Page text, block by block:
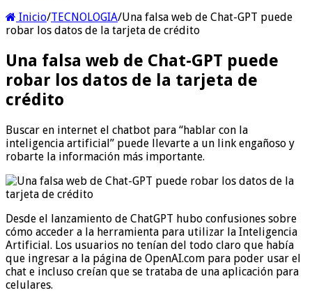
Inicio/TECNOLOGIA/Una falsa web de Chat-GPT puede
robar los datos de la tarjeta de crédito
Una falsa web de Chat-GPT puede
robar los datos de la tarjeta de
crédito
Buscar en internet el chatbot para “hablar con la
inteligencia artificial” puede llevarte a un link engañoso y
robarte la información más importante.
Desde el lanzamiento de ChatGPT hubo confusiones sobre
cómo acceder a la herramienta para utilizar la Inteligencia
Artificial. Los usuarios no tenían del todo claro que había
que ingresar a la página de OpenAI.com para poder usar el
chat e incluso creían que se trataba de una aplicación para
celulares.